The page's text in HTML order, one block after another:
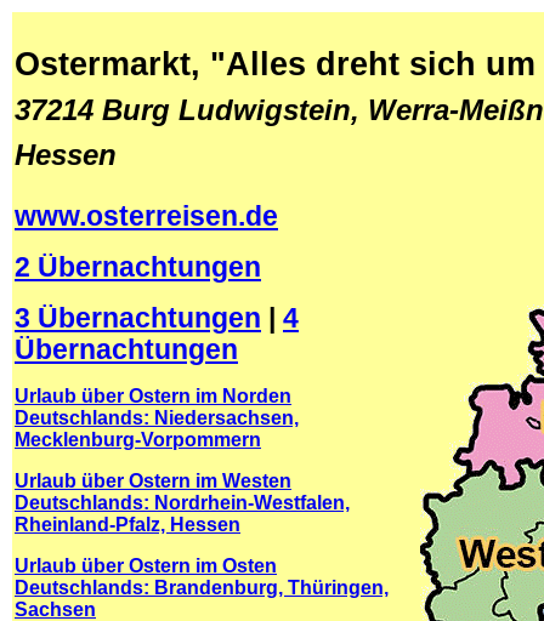
Ostermarkt, "Alles dreht sich
37214 Burg Ludwigstein, Werra-
Hessen
www.osterreisen.de
2 Übernachtungen
3 Übernachtungen
4
Übernachtungen
Urlaub über Ostern im Norden
Deutschlands: Niedersachsen,
Mecklenburg-Vorpommern
Urlaub über Ostern im Westen
Deutschlands: Nordrhein-Westfalen,
Rheinland-Pfalz, Hessen
Urlaub über Ostern im Osten
Deutschlands: Brandenburg, Thüringen,
Sachsen